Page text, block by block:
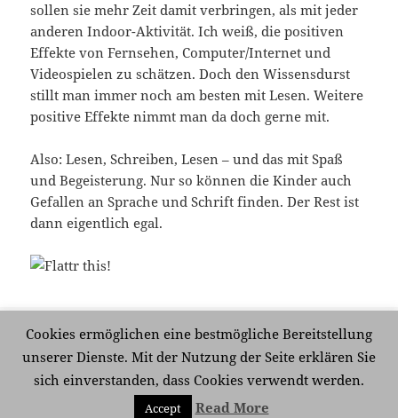
sollen sie mehr Zeit damit verbringen, als mit jeder
anderen Indoor-Aktivität. Ich weiß, die positiven
Effekte von Fernsehen, Computer/Internet und
Videospielen zu schätzen. Doch den Wissensdurst
stillt man immer noch am besten mit Lesen. Weitere
positive Effekte nimmt man da doch gerne mit.
Also: Lesen, Schreiben, Lesen – und das mit Spaß
und Begeisterung. Nur so können die Kinder auch
Gefallen an Sprache und Schrift finden. Der Rest ist
dann eigentlich egal.
Veröffentlicht
8. Oktober 2010 Kategorien
Analog und Digital,Bücher
Schlagwörter
Eltern Lesen
Vorbilder
Schreibe einen Kommentar zu Lesen, Schreiben, Lesen
Mit Stolz präsentiert von WordPress
Cookies ermöglichen eine bestmögliche Bereitstellung
unserer Dienste. Mit der Nutzung der Seite erklären Sie
sich einverstanden, dass Cookies verwendt werden.
Accept Read More